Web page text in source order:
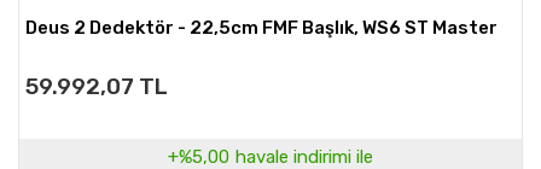
Deus 2 Dedektör - 22,5cm FMF Başlık, WS6 ST Master
59.992,07 TL
+%5,00 havale indirimi ile